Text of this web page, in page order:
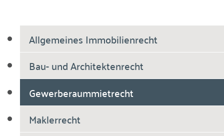
Allgemeines Immobilienrecht
Bau- und Architektenrecht
Gewerberaummietrecht
Maklerrecht